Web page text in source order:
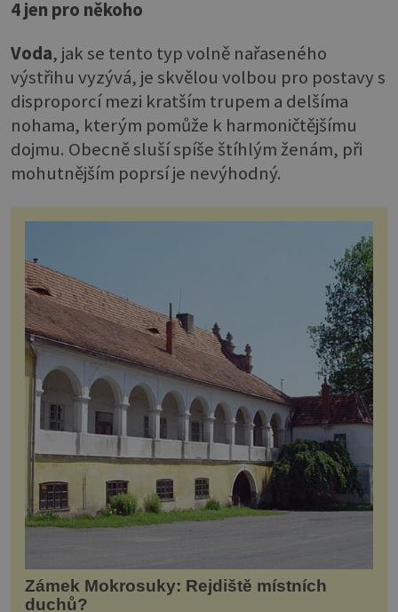
4 jen pro někoho
Voda, jak se tento typ volně nařaseného
výstřihu vyzývá, je skvělou volbou pro postavy s
disproporcí mezi kratším trupem a delšíma
nohama, kterým pomůže k harmoničtějšímu
dojmu. Obecně sluší spíše štíhlým ženám, při
mohutnějším poprsí je nevýhodný.
Zámek Mokrosuky: Rejdiště místních
duchů?